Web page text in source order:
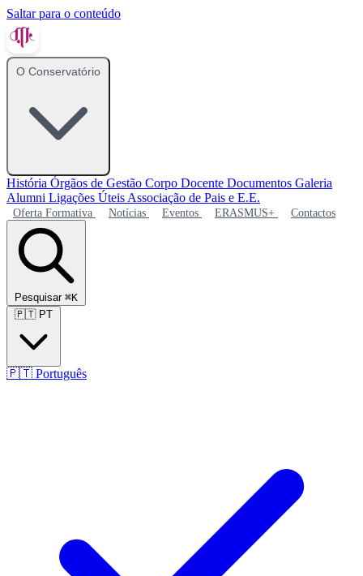
Saltar para o conteúdo
O Conservatório
História Órgãos de Gestão Corpo Docente Documentos Galeria
Alumni Ligações Úteis Associação de Pais e E.E.
Oferta Formativa Notícias Eventos ERASMUS+ Contactos
Pesquisar ⌘K
🇵🇹 PT
🇵🇹 Português